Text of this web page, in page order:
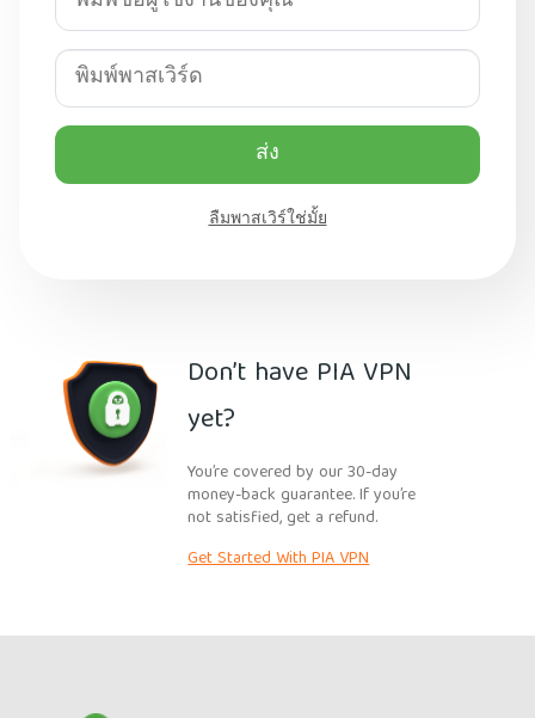
ส่ง
ลืมพาสเวิร์ใช่มั้ย
Don’t have PIA VPN
yet?
You’re covered by our 30-day
money-back guarantee. If you’re
not satisfied, get a refund.
Get Started With PIA VPN